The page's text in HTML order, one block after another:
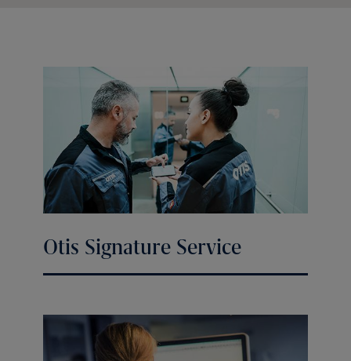
Otis Signature Service